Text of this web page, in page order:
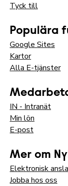
Tyck till
Populära
Google Sites
Kartor
Alla E-tjänster
IN - Intranät
Min lön
E-post
Mer om
Elektronisk
Jobba hos oss